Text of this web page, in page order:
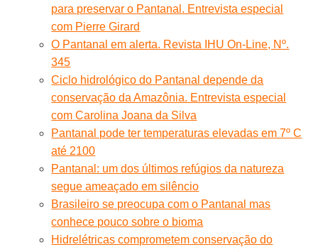
para preservar o Pantanal. Entrevista especial
com Pierre Girard
O Pantanal em alerta. Revista IHU On-Line, Nº.
345
Ciclo hidrológico do Pantanal depende da
conservação da Amazônia. Entrevista especial
com Carolina Joana da Silva
Pantanal pode ter temperaturas elevadas em 7º C
até 2100
Pantanal: um dos últimos refúgios da natureza
segue ameaçado em silêncio
Brasileiro se preocupa com o Pantanal mas
conhece pouco sobre o bioma
Hidrelétricas comprometem conservação do